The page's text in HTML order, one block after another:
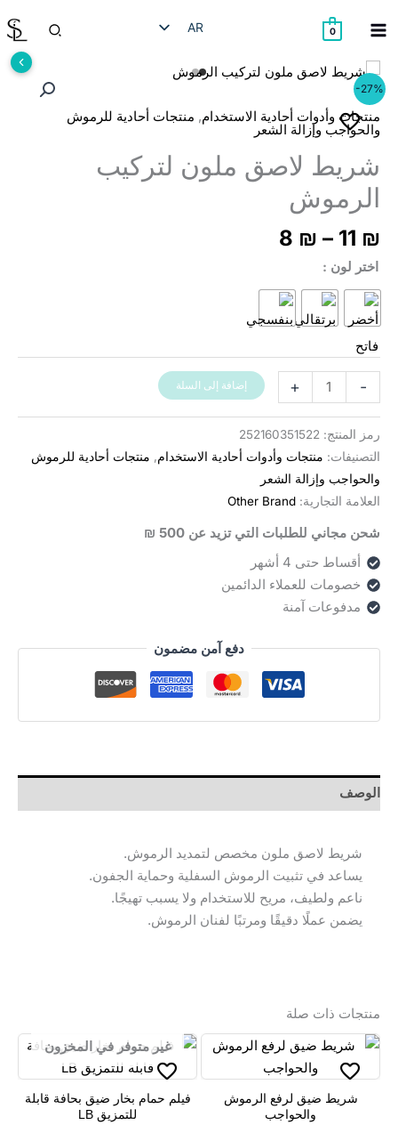
إلى
0
AR
RU
البحث
-27%
منتجات وأدوات أحادية الاستخدام, منتجات أحادية للرموش
والحواجب وإزالة الشعر
شريط لاصق ملون لتركيب
الرموش
8 ₪ – 11 ₪
اختر لون
-
סרט
הדבקה
צבעוני
להלחמת
ריסים
+ إضافة إلى السلة
رمز المنتج: 252160351522
التصنيفات: منتجات وأدوات أحادية الاستخدام, منتجات أحادية للرموش
والحواجب وإزالة الشعر
العلامة التجارية: Other Brand
شحن مجاني للطلبات التي تزيد عن 500 ₪
أقساط حتى 4 أشهر
خصومات للعملاء الدائمين
مدفوعات آمنة
دفع آمن مضمون
الوصف
شريط لاصق ملون مخصص لتمديد الرموش.
يساعد في تثبيت الرموش السفلية وحماية الجفون.
ناعم ولطيف، مريح للاستخدام ولا يسبب تهيجًا.
يضمن عملًا دقيقًا ومرتبًا لفنان الرموش.
منتجات ذات صلة
شريط ضيق لرفع الرموش
والحواجب
غير متوفر في المخزون
فيلم حمام بخار ضيق بحافة قابلة
للتمزيق LB